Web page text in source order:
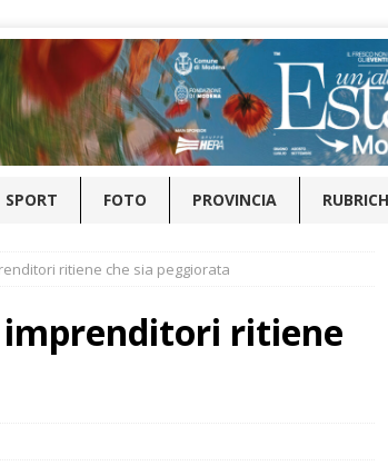
SPORT FOTO PROVINCIA
ritiene che sia peggiorata
imprenditori ritiene